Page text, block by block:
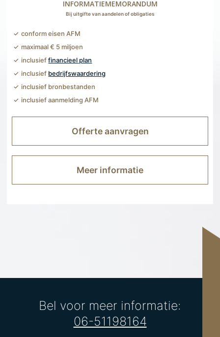
INFORMATIEMEMORANDUM
Bij uitgifte van aandelen of obligaties
conform eisen AFM
maximaal € 5 miljoen
inclusieffinancieel plan
inclusief bedrijfswaardering
inclusief bronbestanden
inclusief aanmelding AFM
Offerte aanvragen
Meer informatie
Bel voor meer informatie:
06-51198164